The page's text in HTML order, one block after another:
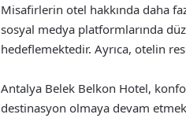
Misafirlerin otel hakkında daha
sosyal medya platformlarında
hedeflemektedir. Ayrıca, otelin
Antalya Belek Belkon Hotel,
destinasyon olmaya devam